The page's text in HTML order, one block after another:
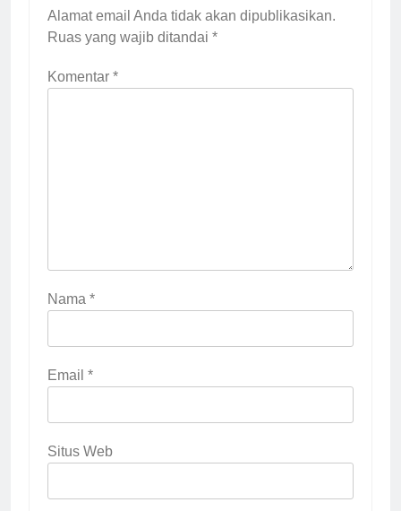
Alamat email Anda tidak akan dipublikasikan.
Ruas yang wajib ditandai *
Komentar *
Nama *
Email *
Situs Web